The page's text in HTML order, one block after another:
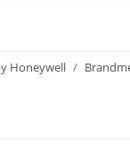
Honeywell